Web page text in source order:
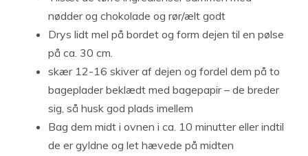
nødder og chokolade og rør/ælt godt
Drys lidt mel på bordet og form dejen til en pølse
på ca. 30 cm.
skær 12-16 skiver af dejen og fordel dem på to
bageplader beklædt med bagepapir – de breder
sig, så husk god plads imellem
Bag dem midt i ovnen i ca. 10 minutter eller indtil
de er gyldne og let hævede på midten